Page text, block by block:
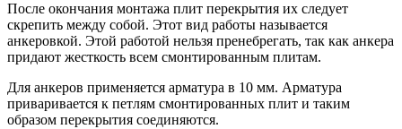
После окончания монтажа плит перекрытия их следует
скрепить между собой. Этот вид работы называется
анкеровкой. Этой работой нельзя пренебрегать, так как анкера
придают жесткость всем смонтированным плитам.
Для анкеров применяется арматура в 10 мм. Арматура
приваривается к петлям смонтированных плит и таким
образом перекрытия соединяются.